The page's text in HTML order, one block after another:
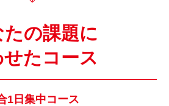
たの課題に
たコース
1日集中コース